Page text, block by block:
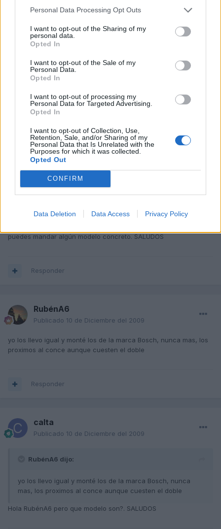
Personal Data Processing Opt Outs
I want to opt-out of the Sharing of my
personal data.
Opted In
I want to opt-out of the Sale of my
Personal Data.
Opted In
I want to opt-out of processing my
Personal Data for Targeted Advertising.
Opted In
I want to opt-out of Collection, Use,
Retention, Sale, and/or Sharing of my
Personal Data that Is Unrelated with the
Purposes for which it was collected.
Opted Out
CONFIRM
Data Deletion Data Access Privacy Policy
Publicado10 de Diciembre del 2009
toni9192 dijo:
Hola amiguete esos son los aero win mira en este hilo se
http://www.audisport-
Yo lo pillé en el conce pero por aqui se habla de marcas
que no están mal, echale un vistazo
S2
Hola toni9192, por mas vueltas que le dado al enlace que me has
mandado, no encuetro el modelo de los limpias para mi audi, en
gancho, y los brazos de mi limpiaparabrisas como ya comente
puedes mandar algún modelo concreto. SALUDOS
Responder
RubénA6
Publicado 10 de Diciembre del 2009
yo los llevo igual y monté los de la marca Bosch, nunca mas, los
proximos al conce aunque cuesten el doble
Responder
calta
Publicado 10 de Diciembre del 2009
RubénA6 dijo:
yo los llevo igual y monté los de la marca Bosch, nunca
mas, los proximos al conce aunque cuesten el doble
Hola RubénA6 pero que modelo son?. SALUDOS